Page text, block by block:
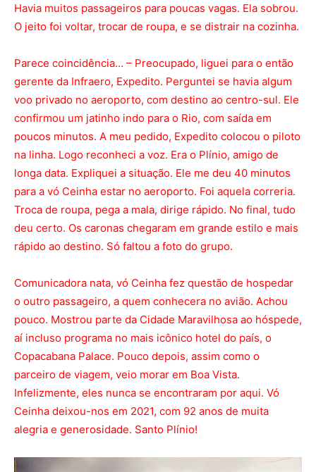
Havia muitos passageiros para poucas vagas. Ela sobrou.
O jeito foi voltar, trocar de roupa, e se distrair na cozinha.
Parece coincidência… – Preocupado, liguei para o então
gerente da Infraero, Expedito. Perguntei se havia algum
voo privado no aeroporto, com destino ao centro-sul. Ele
confirmou um jatinho indo para o Rio, com saída em
poucos minutos. A meu pedido, Expedito colocou o piloto
na linha. Logo reconheci a voz. Era o Plínio, amigo de
longa data. Expliquei a situação. Ele me deu 40 minutos
para a vó Ceinha estar no aeroporto. Foi aquela correria.
Troca de roupa, pega a mala, dirige rápido. No final, tudo
deu certo. Os caronas chegaram em grande estilo e mais
rápido ao destino. Só faltou a foto do grupo.
Comunicadora nata, vó Ceinha fez questão de hospedar
o outro passageiro, a quem conhecera no avião. Achou
pouco. Mostrou parte da Cidade Maravilhosa ao hóspede,
aí incluso programa no mais icônico hotel do país, o
Copacabana Palace. Pouco depois, assim como o
parceiro de viagem, veio morar em Boa Vista.
Infelizmente, eles nunca se encontraram por aqui. Vó
Ceinha deixou-nos em 2021, com 92 anos de muita
alegria e generosidade. Santo Plínio!